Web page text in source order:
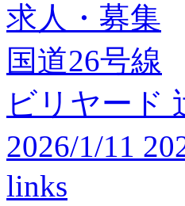
求人・募集
国道26号線
ビリヤード
2026/1/11
links